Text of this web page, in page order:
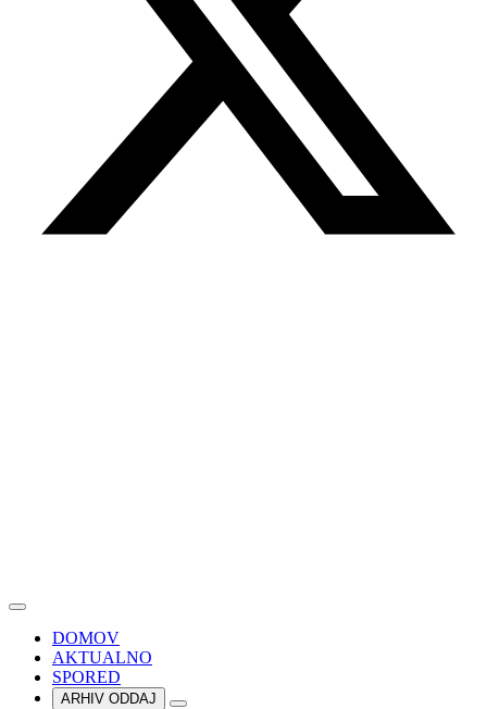
DOMOV
AKTUALNO
SPORED
ARHIV ODDAJ